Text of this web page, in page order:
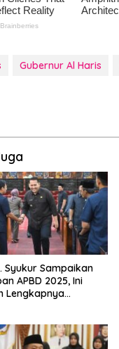
Gubernur Al Haris
Syukur Sampaikan
APBD 2025, Ini
Lengkapnya…